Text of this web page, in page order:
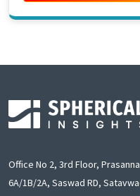
Office No 2, 3rd Floor,
6A/1B/2A, Saswad RD,